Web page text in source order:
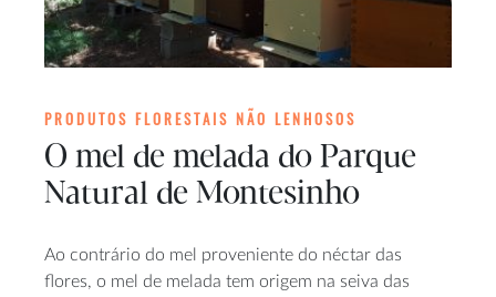
PRODUTOS FLORESTAIS NÃO LENHOSOS
O mel de melada do Parque
Natural de Montesinho
Ao contrário do mel proveniente do néctar das
flores, o mel de melada tem origem na seiva das